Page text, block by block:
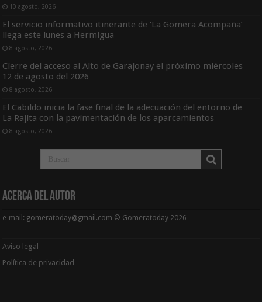
10 agosto, 2026
El servicio informativo itinerante de ‘La Gomera Acompaña’
llega este lunes a Hermigua
8 agosto, 2026
Cierre del acceso al Alto de Garajonay el próximo miércoles
12 de agosto del 2026
8 agosto, 2026
El Cabildo inicia la fase final de la adecuación del entorno de
La Rajita con la pavimentación de los aparcamientos
8 agosto, 2026
Acerca del Autor
e-mail: gomeratoday@gmail.com © Gomeratoday 2026
Aviso legal
Política de privacidad